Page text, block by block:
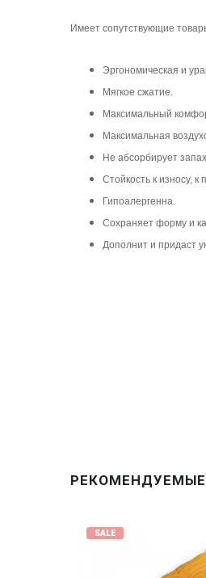
Имеет сопутствующие
Эргономическая и
Мягкое сжатие.
Максимальный
Максимальная
Не абсорбирует
Стойкость к износу,
Гипоалергенна.
Сохраняет форму и
Дополнит и придаст
SALE